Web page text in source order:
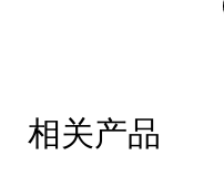
相关产品